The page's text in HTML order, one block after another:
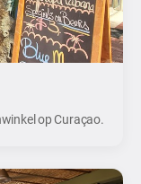
op Curaçao.